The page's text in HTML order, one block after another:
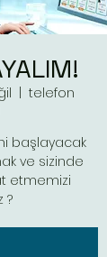
telefon
başlayacak
ve sizinde
etmemizi
?